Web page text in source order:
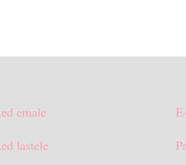
emale
lastele